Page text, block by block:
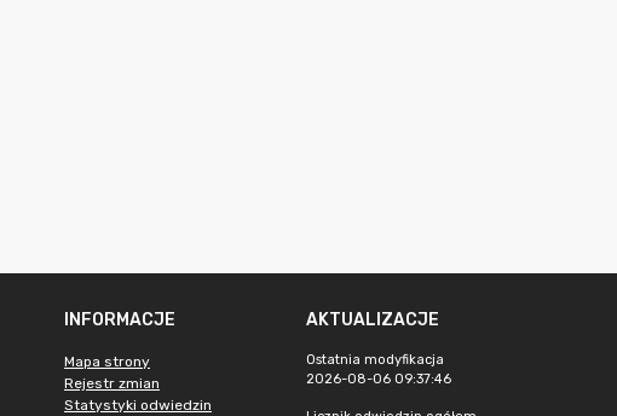
INFORMACJE
Mapa strony
Rejestr zmian
Statystyki odwiedzin
AKTUALIZACJE
Ostatnia modyfikacja
2026-08-06 09:37:46